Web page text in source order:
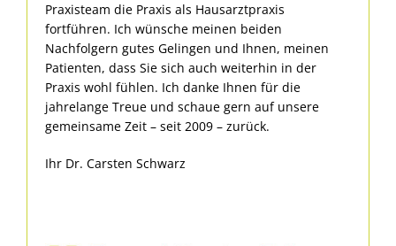
Praxisteam die Praxis als Hausarztpraxis
fortführen. Ich wünsche meinen beiden
Nachfolgern gutes Gelingen und Ihnen, meinen
Patienten, dass Sie sich auch weiterhin in der
Praxis wohl fühlen. Ich danke Ihnen für die
jahrelange Treue und schaue gern auf unsere
gemeinsame Zeit – seit 2009 – zurück.
Ihr Dr. Carsten Schwarz